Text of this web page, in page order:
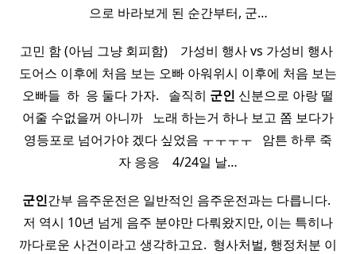
으로 바라보게 된 순간부터, 군…
고민 함 (아님 그냥 회피함) ​ ​ ​ 가성비 행사 vs 가성비 행사 ​
도어스 이후에 처음 보는 오빠 아워위시 이후에 처음 보는
오빠들 ​ 하 ​ 응 둘다 가자. ​ ​ 솔직히 군인 신분으로 아랑 떨
어줄 수없을꺼 아니까 ​ ​ 노래 하는거 하나 보고 쫌 보다가
영등포로 넘어가야 겠다 싶었음 ㅜㅜㅜㅜ ​ ​ 암튼 하루 죽
자 응응 ​ ​ ​ 4/24일 날…
군인간부 음주운전은 일반적인 음주운전과는 다릅니다. ​
저 역시 10년 넘게 음주 분야만 다뤄왔지만, 이는 특히나
까다로운 사건이라고 생각하고요. ​ 형사처벌, 행정처분 이